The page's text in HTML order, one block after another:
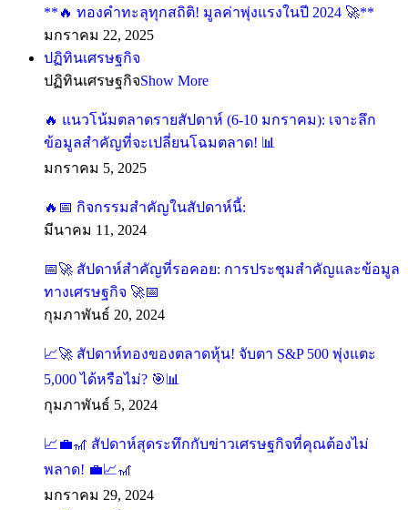
** ทองคำทะลุทุกสถิติ! มูลค่าพุ่งแรงในปี 2024
**
มกราคม 22, 2025
ปฏิทินเศรษฐกิจ
ปฏิทินเศรษฐกิจShow More
แนวโน้มตลาดรายสัปดาห์ (6-10 มกราคม): เจาะลึก
ข้อมูลสำคัญที่จะเปลี่ยนโฉมตลาด!
มกราคม 5, 2025
กิจกรรมสำคัญในสัปดาห์นี้:
มีนาคม 11, 2024
สัปดาห์สำคัญที่รอคอย: การประชุมสำคัญและ
ข้อมูลทางเศรษฐกิจ
กุมภาพันธ์ 20, 2024
สัปดาห์ทองของตลาดหุ้น! จับตา S&P 500 พุ่งแตะ
5,000 ได้หรือไม่?
กุมภาพันธ์ 5, 2024
สัปดาห์สุดระทึกกับข่าวเศรษฐกิจที่คุณต้องไม่
มกราคม 29, 2024
บทวิเคราะห์